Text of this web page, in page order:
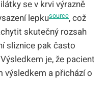
se v krvi výrazně
lepkusource, což
skutečný rozsah
sliznice pak často
je, že pacient
výsledkem a přichází o